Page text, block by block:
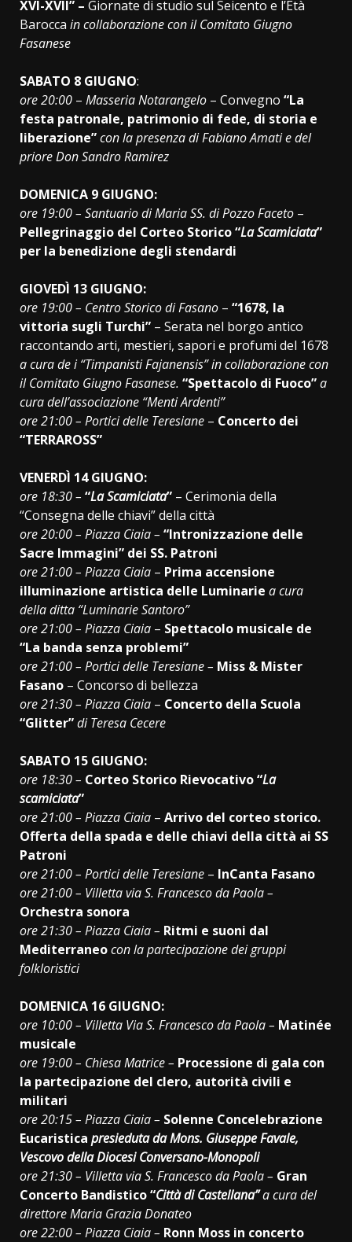
XVI-XVII” – Giornate di studio sul Seicento e l’Età
Barocca in collaborazione con il Comitato Giugno
Fasanese
SABATO 8 GIUGNO:
ore 20:00 – Masseria Notarangelo – Convegno “La
festa patronale, patrimonio di fede, di storia e
liberazione”con la presenza di Fabiano Amati e del
priore Don Sandro Ramirez
DOMENICA 9 GIUGNO:
ore 19:00 – Santuario di Maria SS. di Pozzo Faceto –
Pellegrinaggio del Corteo Storico “La Scamiciata”
per la benedizione degli stendardi
GIOVEDÌ 13 GIUGNO:
ore 19:00 – Centro Storico di Fasano – “1678, la
vittoria sugli Turchi” – Serata nel borgo antico
raccontando arti, mestieri, sapori e profumi del 1678
a cura de i “Timpanisti Fajanensis” in collaborazione con
il Comitato Giugno Fasanese. “Spettacolo di Fuoco”a
cura dell’associazione “Menti Ardenti”
ore 21:00 – Portici delle Teresiane – Concerto dei
“TERRAROSS”
VENERDÌ 14 GIUGNO:
ore 18:30 – “La Scamiciata” – Cerimonia della
“Consegna delle chiavi” della città
ore 20:00 – Piazza Ciaia – “Intronizzazione delle
Sacre Immagini” dei SS. Patroni
ore 21:00 – Piazza Ciaia – Prima accensione
illuminazione artistica delle Luminarie a cura
della ditta “Luminarie Santoro”
ore 21:00 – Piazza Ciaia – Spettacolo musicale de
“La banda senza problemi”
ore 21:00 – Portici delle Teresiane – Miss & Mister
Fasano – Concorso di bellezza
ore 21:30 – Piazza Ciaia – Concerto della Scuola
“Glitter”di Teresa Cecere
SABATO 15 GIUGNO:
ore 18:30 – Corteo Storico Rievocativo “La
scamiciata”
ore 21:00 – Piazza Ciaia – Arrivo del corteo storico.
Offerta della spada e delle chiavi della città ai SS
Patroni
ore 21:00 – Portici delle Teresiane – InCanta Fasano
ore 21:00 – Villetta via S. Francesco da Paola –
Orchestra sonora
ore 21:30 – Piazza Ciaia – Ritmi e suoni dal
Mediterraneocon la partecipazione dei gruppi
folkloristici
DOMENICA 16 GIUGNO:
ore 10:00 – Villetta Via S. Francesco da Paola – Matinée
musicale
ore 19:00 – Chiesa Matrice – Processione di gala con
la partecipazione del clero, autorità civili e
militari
ore 20:15 – Piazza Ciaia – Solenne Concelebrazione
Eucaristica presieduta da Mons. Giuseppe Favale,
Vescovo della Diocesi Conversano-Monopoli
ore 21:30 – Villetta via S. Francesco da Paola – Gran
Concerto Bandistico “Città di Castellana”a cura del
direttore Maria Grazia Donateo
ore 22:00 – Piazza Ciaia – Ronn Moss in concerto